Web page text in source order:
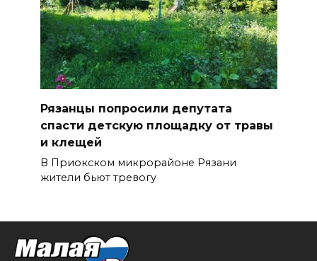
Рязанцы попросили депутата
спасти детскую площадку от травы
и клещей
В Приокском микрорайоне Рязани
жители бьют тревогу